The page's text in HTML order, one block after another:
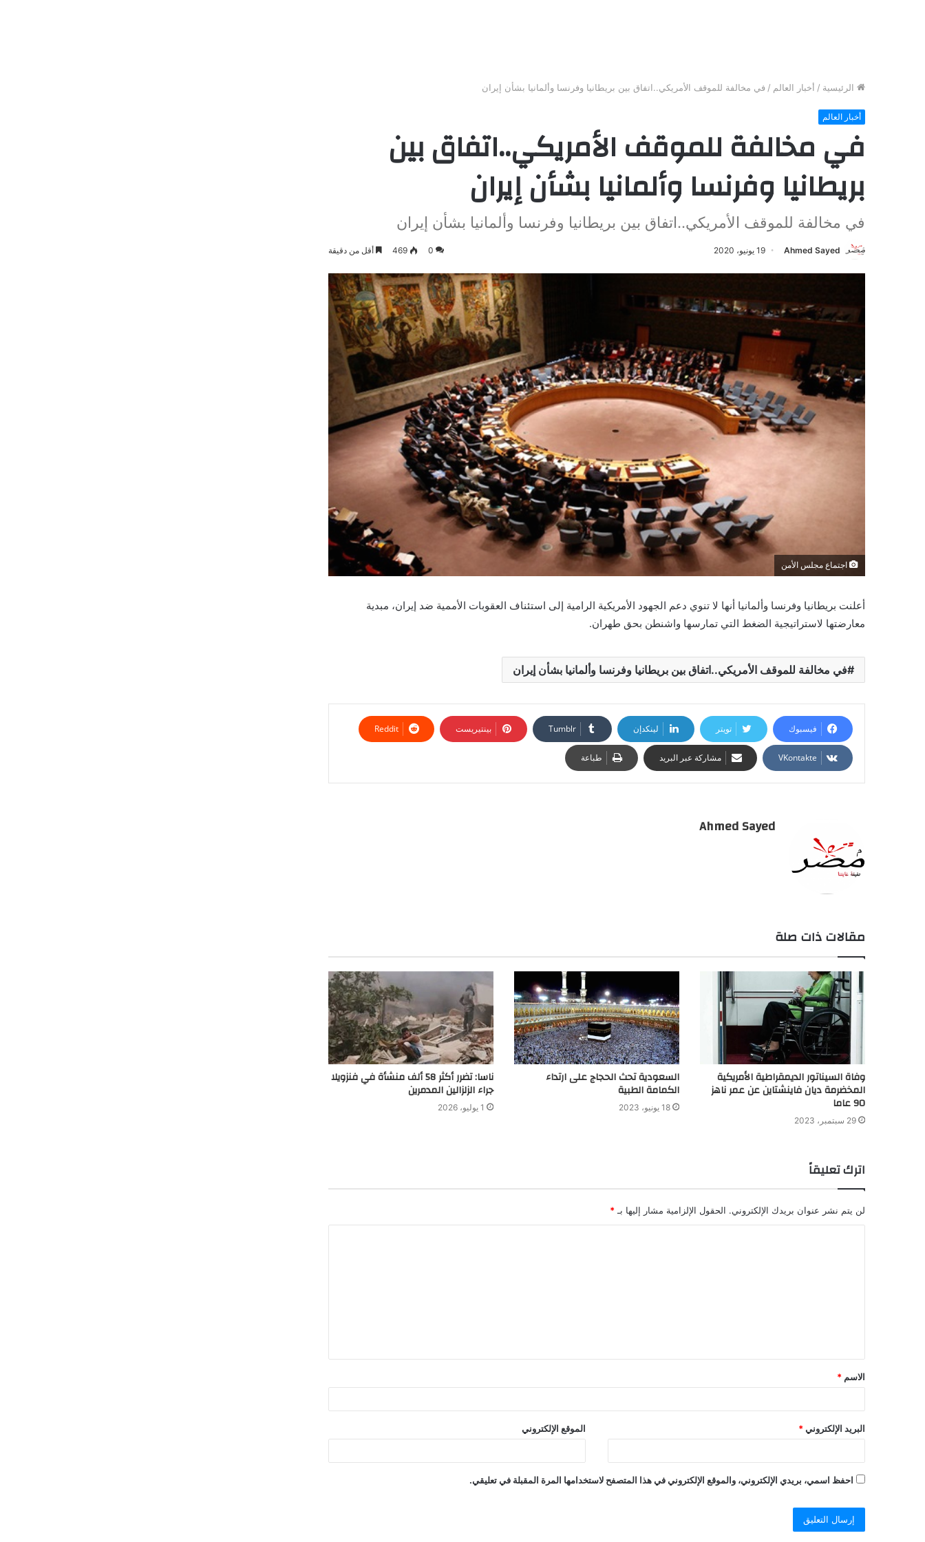
الرئيسية / أخبار العالم / في مخالفة للموقف الأمريكي..اتفاق بين بريطانيا وفرنسا وألمانيا بشأن إيران
أخبار العالم
في مخالفة للموقف الأمريكي..اتفاق بين
بريطانيا وفرنسا وألمانيا بشأن إيران
في مخالفة للموقف الأمريكي..اتفاق بين بريطانيا وفرنسا وألمانيا بشأن إيران
Ahmed Sayed 19 يونيو، 2020 0
469 أقل من دقيقة
اجتماع مجلس الأمن
أعلنت بريطانيا وفرنسا وألمانيا أنها لا تنوي دعم الجهود الأمريكية الرامية إلى استئناف العقوبات الأممية ضد إيران، مبدية
معارضتها لاستراتيجية الضغط التي تمارسها واشنطن بحق طهران.
في مخالفة للموقف الأمريكي..اتفاق بين بريطانيا وفرنسا وألمانيا بشأن إيران
فيسبوك تويتر لينكدإن بينتيريست
مشاركة عبر البريد طباعة
Ahmed Sayed
مقالات ذات صلة
وفاة السيناتور الديمقراطية الأمريكية
المخضرمة ديان فاينشتاين عن عمر ناهز
90 عاما
29 سبتمبر، 2023
السعودية تحث الحجاج على ارتداء
الكمامة الطبية
18 يونيو، 2023
ناسا: تضرر أكثر 58 ألف منشأة في فنزويلا
جراء الزلزالين المدمرين
1 يوليو، 2026
اترك تعليقاً
لن يتم نشر عنوان بريدك الإلكتروني. الحقول الإلزامية مشار إليها بـ *
الاسم *
البريد الإلكتروني * الموقع الإلكتروني
احفظ اسمي، بريدي الإلكتروني، والموقع الإلكتروني في هذا المتصفح لاستخدامها المرة المقبلة في تعليقي.